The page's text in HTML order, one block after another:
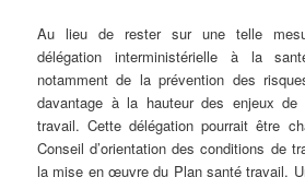
Au lieu de rester sur une telle
délégation interministérielle à la
notamment de la prévention des
davantage à la hauteur des enjeux
travail. Cette délégation pourrait être
Conseil d’orientation des conditions de
la mise en œuvre du Plan santé travail.